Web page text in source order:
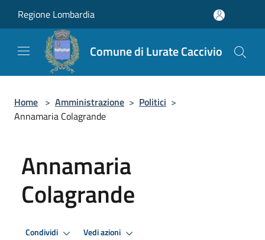
Regione Lombardia
Comune di Lurate Caccivio
Home > Amministrazione > Politici >
Annamaria Colagrande
Annamaria
Colagrande
Condividi Vedi azioni